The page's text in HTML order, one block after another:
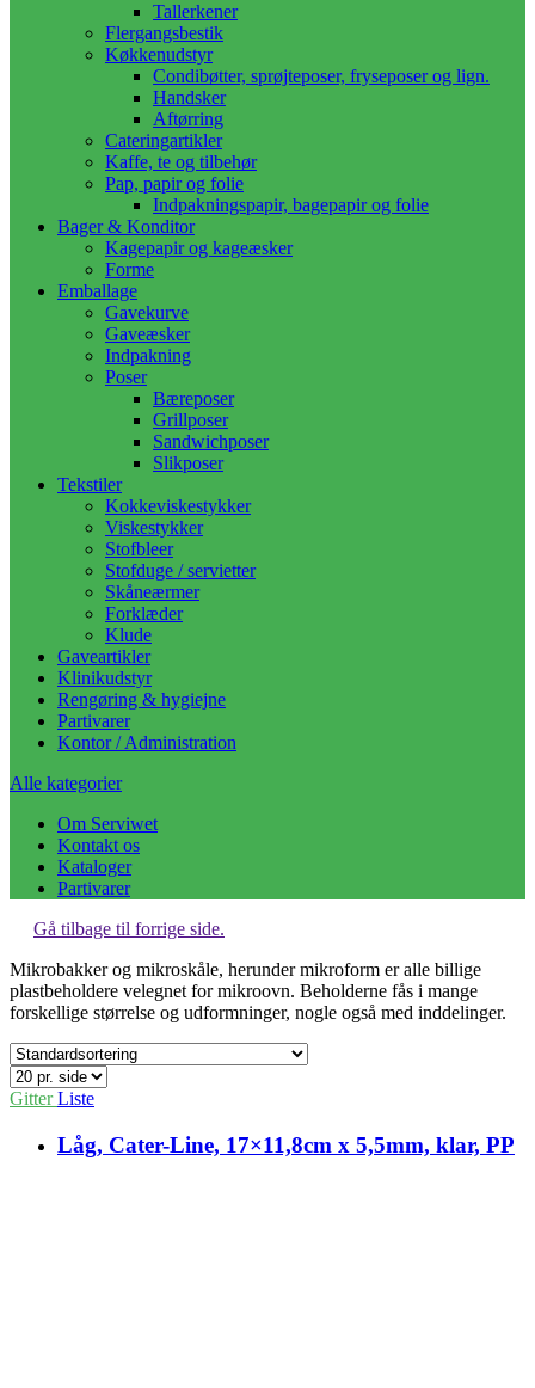
Tallerkener
Flergangsbestik
Køkkenudstyr
Condibøtter, sprøjteposer, fryseposer og lign.
Handsker
Aftørring
Cateringartikler
Kaffe, te og tilbehør
Pap, papir og folie
Indpakningspapir, bagepapir og folie
Bager & Konditor
Kagepapir og kageæsker
Forme
Emballage
Gavekurve
Gaveæsker
Indpakning
Poser
Bæreposer
Grillposer
Sandwichposer
Slikposer
Tekstiler
Kokkeviskestykker
Viskestykker
Stofbleer
Stofduge / servietter
Skåneærmer
Forklæder
Klude
Gaveartikler
Klinikudstyr
Rengøring & hygiejne
Partivarer
Kontor / Administration
Alle kategorier
Om Serviwet
Kontakt os
Kataloger
Partivarer
Gå tilbage til forrige side.
Mikrobakker og mikroskåle, herunder mikroform er alle billige
plastbeholdere velegnet for mikroovn. Beholderne fås i mange
forskellige størrelse og udformninger, nogle også med inddelinger.
GitterListe
Låg, Cater-Line, 17×11,8cm x 5,5mm, klar, PP